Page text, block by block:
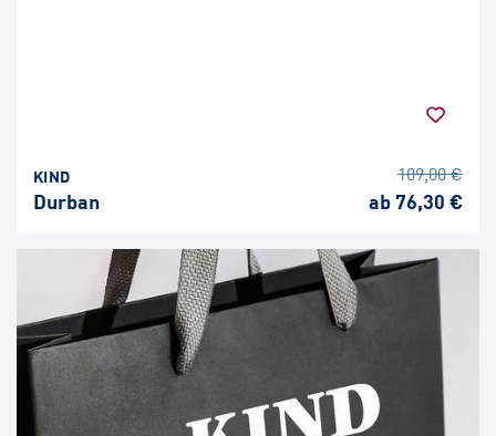
KIND
Durban
109,00 €
ab 76,30 €